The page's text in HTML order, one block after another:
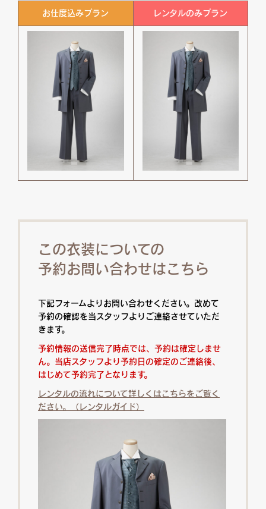
お仕度込みプラン レンタルのみプラン
この衣装についての
予約お問い合わせはこちら
下記フォームよりお問い合わせください。改めて
予約の確認を当スタッフよりご連絡させていただ
きます。
予約情報の送信完了時点では、予約は確定しませ
ん。当店スタッフより予約日の確定のご連絡後、
はじめて予約完了となります。
レンタルの流れについて詳しくはこちらをご覧く
ださい。（レンタルガイド）